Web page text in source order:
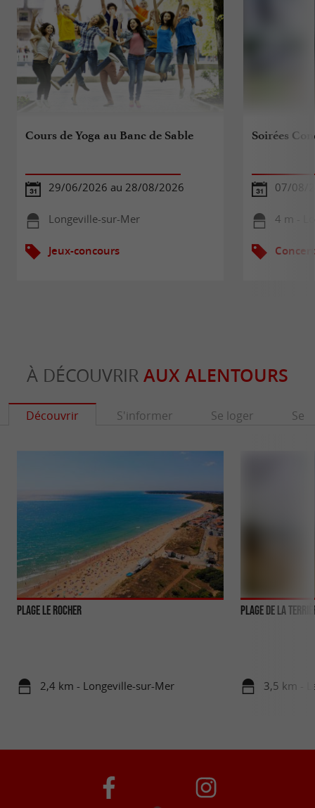
Cours de Yoga au Banc de Sable
29/06/2026 au 28/08/2026
Longeville-sur-Mer
Jeux-concours
Soirées
07/08/
4 m -
À DÉCOUVRIR AUX ALENTOURS
Découvrir S'informer Se loger Se
Plage Le Rocher
2,4 km - Longeville-sur-Mer
Plage de la
3,5 km -